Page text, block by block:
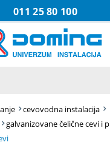
011 25 80 100
cevovodna instalacija
galvanizovane čelične cevi i